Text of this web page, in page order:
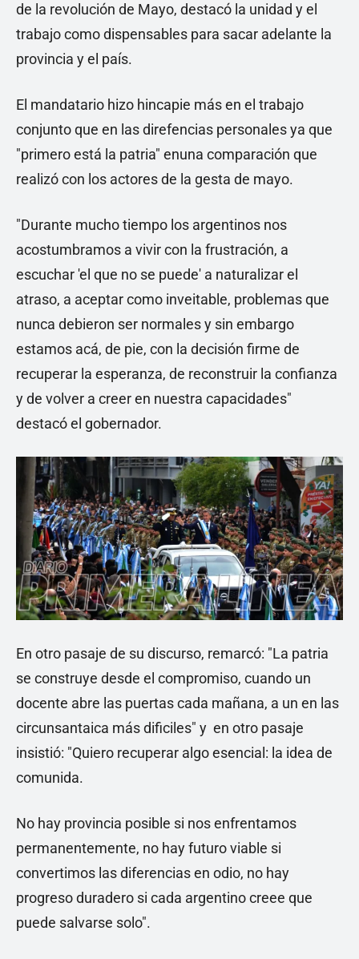
de la revolución de Mayo, destacó la unidad y el
trabajo como dispensables para sacar adelante la
provincia y el país.
El mandatario hizo hincapie más en el trabajo
conjunto que en las direfencias personales ya que
"primero está la patria" enuna comparación que
realizó con los actores de la gesta de mayo.
"Durante mucho tiempo los argentinos nos
acostumbramos a vivir con la frustración, a
escuchar 'el que no se puede' a naturalizar el
atraso, a aceptar como inveitable, problemas que
nunca debieron ser normales y sin embargo
estamos acá, de pie, con la decisión firme de
recuperar la esperanza, de reconstruir la confianza
y de volver a creer en nuestra capacidades"
destacó el gobernador.
En otro pasaje de su discurso, remarcó: "La patria
se construye desde el compromiso, cuando un
docente abre las puertas cada mañana, a un en las
circunsantaica más dificiles" y en otro pasaje
insistió: "Quiero recuperar algo esencial: la idea de
comunida.
No hay provincia posible si nos enfrentamos
permanentemente, no hay futuro viable si
convertimos las diferencias en odio, no hay
progreso duradero si cada argentino creee que
puede salvarse solo".